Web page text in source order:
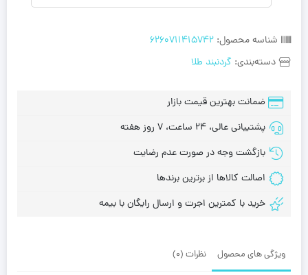
شناسه محصول: 6260711415742
دسته‌بندی: گردنبند طلا
ضمانت بهترین قیمت بازار
پشتیبانی عالی، 24 ساعت، 7 روز هفته
بازگشت وجه در صورت عدم رضایت
اصالت کالاها از برترین برندها
خرید با کمترین اجرت و ارسال رایگان با بیمه
ویژگی های محصول نظرات (0)